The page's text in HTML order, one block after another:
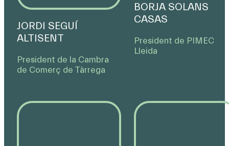
JORDI SEGUÍ
ALTISENT
President de la Cambra
de Comerç de Tàrrega
BORJA SOLANS
CASAS
President de PIMEC
Lleida